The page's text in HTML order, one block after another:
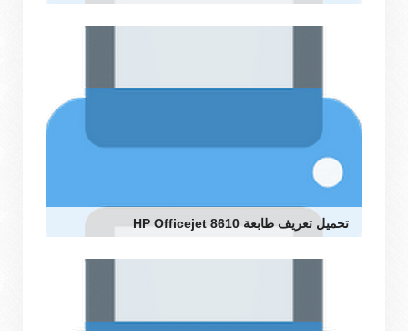
تحميل تعريف طابعة HP Officejet 8610